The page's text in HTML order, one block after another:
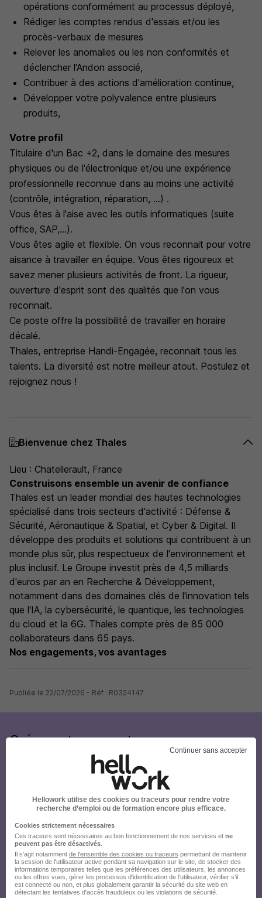
opérations conformément au processus déployé,
Rédiger les comptes rendus d'essais et/ou les
procès-verbaux de mesures
Relever les anomalies ou les non conformités et
déclencher l'Andon associé,
Contribuer à des actions d'amélioration continue,
Développer votre polyvalence entre plusieurs
produits,
Votre profil
Titulaire d'un Bac +2, dans le domaine des mesures
physiques ou de l'électronique et/ou une expérience
professionnelle reconnue dans au moins une activité
(contrôle, intégration, réparation, ...) .
Vous êtes à l'aise avec les outils informatiques (suite
office, SAP,...).
Vous êtes agile et flexible. On vous reconnait pour votre
aisance à travailler en équipe. Vous êtes rigoureux et
savez mener plusieurs activités de front. La rigueur,
ouverture d'esprit sont des qualités que l'on vous
reconnait.
Ce poste offre la possibilité de travailler en horaire
décalé.
Thales, entreprise Handi-Engagée, reconnait tous les
talents. La diversité est notre meilleur atout. Postulez et
rejoignez nous !
Bienvenue chez Thales
Lieu : Chatellerault, France
Construisons ensemble un avenir de confiance
Thales est un leader mondial des hautes technologies
spécialisé dans trois secteurs d'activité : Défense &
Sécurité, Aéronautique & Spatial, et Cyber & Digital. Il
développe des produits et solutions qui contribuent à un
monde plus sûr, plus respectueux de l'environnement et
plus inclusif. Le Groupe investit près de 4,5 milliards
d'euros par an en Recherche & Développement,
notamment dans des domaines clés de l'innovation tels
que l'IA, la cybersécurité, le quantique, les technologies
du cloud et la 6G. Thales compte près de 85 000
collaborateurs dans 65 pays.
Nos engagements, vos avantages
Publiée le 22/07/2026 - Réf : R0324147
Créez votre compte
Hellowork et postulez
sur le site du recruteur !
Continuer sans accepter
Hellowork utilise des cookies ou traceurs pour rendre votre
recherche d’emploi ou de formation encore plus efficace.
Cookies strictement nécessaires
Ces traceurs sont nécessaires au bon fonctionnement de nos services et ne
peuvent pas être désactivés
Il s'agit notamment de l'ensemble des cookies ou traceurs permettant de maintenir
la session de l'utilisateur active pendant sa navigation sur le site, de stocker des
informations temporaires telles que les préférences des utilisateurs, les annonces
ou les offres vues, gérer les processus d'identification de l'utilisateur, vérifier s'il
est connecté ou non, et plus globalement garantir la sécurité du site web en
détectant les tentatives d'accès frauduleux ou les violations de sécurité.